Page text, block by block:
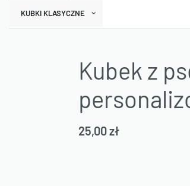
KUBKI KLASYCZNE
Kubek z
25,00zł